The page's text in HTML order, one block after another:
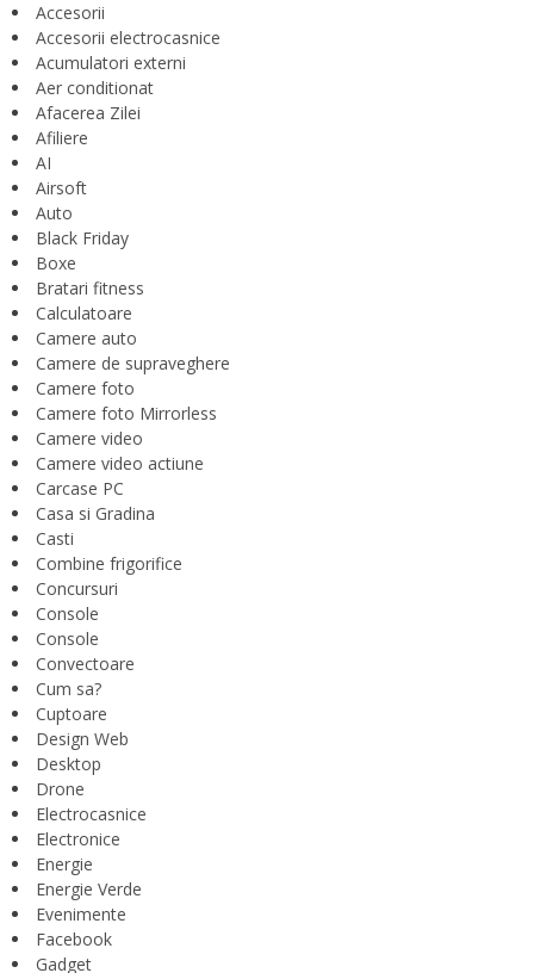
Accesorii
Accesorii electrocasnice
Acumulatori externi
Aer conditionat
Afacerea Zilei
Afiliere
AI
Airsoft
Auto
Black Friday
Boxe
Bratari fitness
Calculatoare
Camere auto
Camere de supraveghere
Camere foto
Camere foto Mirrorless
Camere video
Camere video actiune
Carcase PC
Casa si Gradina
Casti
Combine frigorifice
Concursuri
Console
Console
Convectoare
Cum sa?
Cuptoare
Design Web
Desktop
Drone
Electrocasnice
Electronice
Energie
Energie Verde
Evenimente
Facebook
Gadget